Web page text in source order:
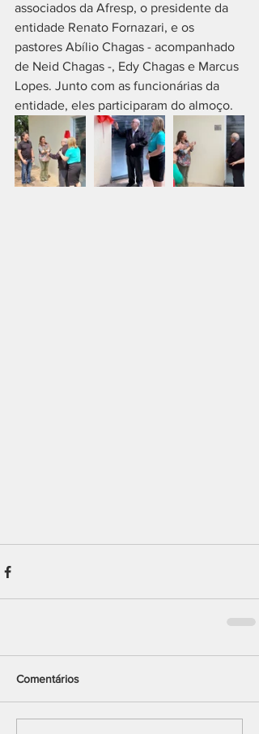
associados da Afresp, o presidente da
entidade Renato Fornazari, e os
pastores Abílio Chagas - acompanhado
de Neid Chagas -, Edy Chagas e Marcus
Lopes. Junto com as funcionárias da
entidade, eles participaram do almoço.
Comentários